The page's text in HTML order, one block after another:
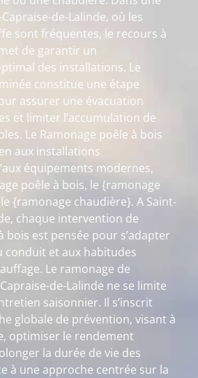
de-Lalinde, où les
sont fréquentes, le recours à
de garantir un
des installations. Le
constitue une étape
assurer une évacuation
et limiter l’accumulation de
Le Ramonage poêle à bois
aux installations
équipements modernes,
poêle à bois, le {ramonage
{ramonage chaudière}. A Saint-
chaque intervention de
bois est pensée pour s’adapter
conduit et aux habitudes
Le ramonage de
de-Lalinde ne se limite
saisonnier. Il s’inscrit
globale de prévention, visant à
optimiser le rendement
la durée de vie des
à une approche centrée sur la